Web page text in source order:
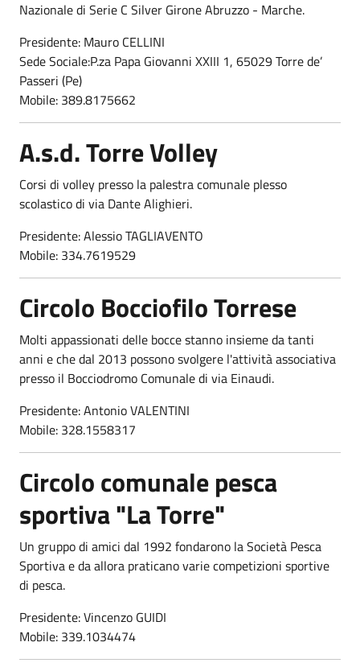
Nazionale di Serie C Silver Girone Abruzzo - Marche.
Presidente: Mauro CELLINI
Sede Sociale:P.za Papa Giovanni XXIII 1, 65029 Torre de’
Passeri (Pe)
Mobile: 389.8175662
A.s.d. Torre Volley
Corsi di volley presso la palestra comunale plesso
scolastico di via Dante Alighieri.
Presidente: Alessio TAGLIAVENTO
Mobile: 334.7619529
Circolo Bocciofilo Torrese
Molti appassionati delle bocce stanno insieme da tanti
anni e che dal 2013 possono svolgere l'attività associativa
presso il Bocciodromo Comunale di via Einaudi.
Presidente: Antonio VALENTINI
Mobile: 328.1558317
Circolo comunale pesca
sportiva "La Torre"
Un gruppo di amici dal 1992 fondarono la Società Pesca
Sportiva e da allora praticano varie competizioni sportive
di pesca.
Presidente: Vincenzo GUIDI
Mobile: 339.1034474